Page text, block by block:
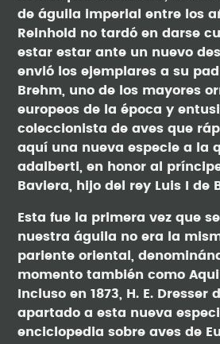
de águila imperial entre los
Reinhold no tardó en darse
estar estar ante un nuevo
envió los ejemplares a su
Brehm, uno de los mayores
europeos de la época y
coleccionista de aves que
aquí una nueva especie a la
adalberti, en honor al
Baviera, hijo del rey Luis I de
Esta fue la primera vez que
nuestra águila no era la
pariente oriental,
momento también como
Incluso en 1873, H. E. Dresser
apartado a esta nueva
enciclopedia sobre aves de